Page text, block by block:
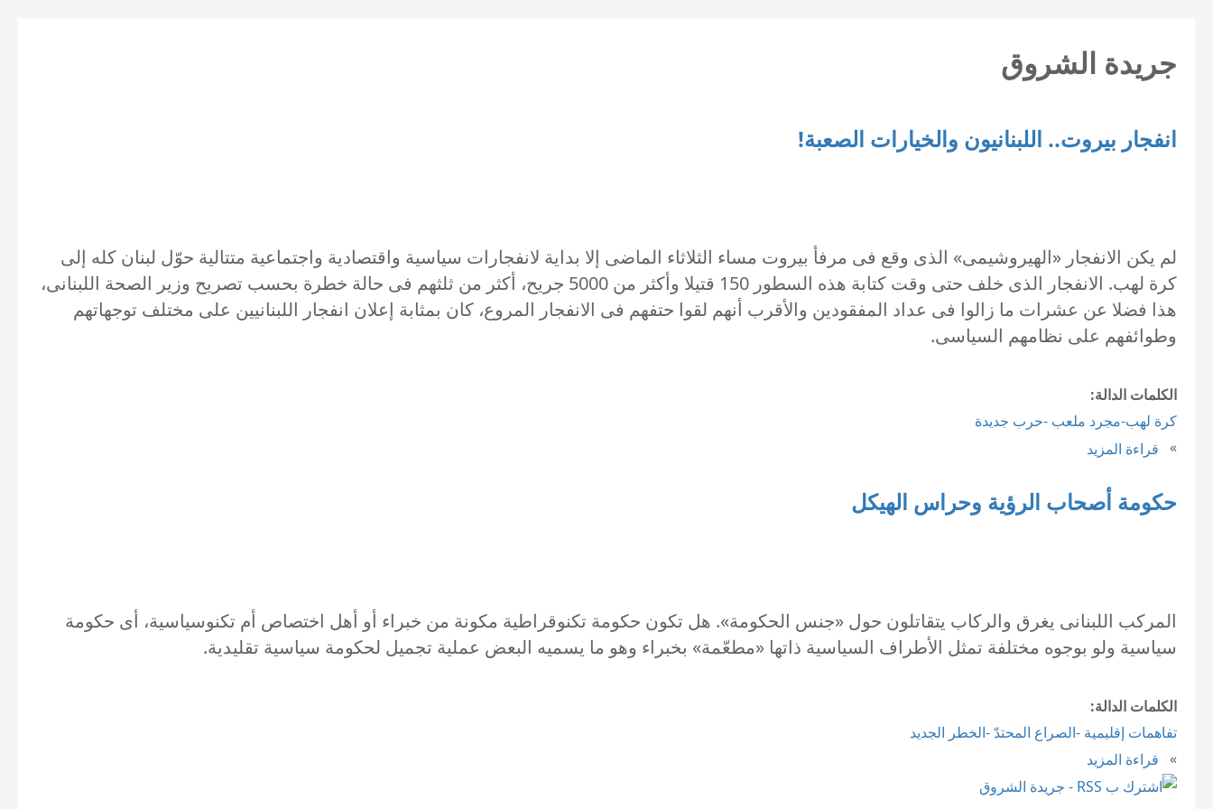
جريدة الشروق
انفجار بيروت.. اللبنانيون والخيارات الصعبة!
لم يكن الانفجار «الهيروشيمى» الذى وقع فى مرفأ بيروت مساء الثلاثاء الماضى إلا بداية لانفجارات سياسية واقتصادية واجتماعية متتالية حوّل لبنان كله إلى
كرة لهب. الانفجار الذى خلف حتى وقت كتابة هذه السطور 150 قتيلا وأكثر من 5000 جريح، أكثر من ثلثهم فى حالة خطرة بحسب تصريح وزير الصحة اللبنانى،
هذا فضلا عن عشرات ما زالوا فى عداد المفقودين والأقرب أنهم لقوا حتفهم فى الانفجار المروع، كان بمثابة إعلان انفجار اللبنانيين على مختلف توجهاتهم
وطوائفهم على نظامهم السياسى.
الكلمات الدالة:
كرة لهب-مجرد ملعب -حرب جديدة
» قراءة المزيد
حكومة أصحاب الرؤية وحراس الهيكل
المركب اللبنانى يغرق والركاب يتقاتلون حول «جنس الحكومة». هل تكون حكومة تكنوقراطية مكونة من خبراء أو أهل اختصاص أم تكنوسياسية، أى حكومة
سياسية ولو بوجوه مختلفة تمثل الأطراف السياسية ذاتها «مطعّمة» بخبراء وهو ما يسميه البعض عملية تجميل لحكومة سياسية تقليدية.
الكلمات الدالة:
تفاهمات إقليمية -الصراع المحتدّ -الخطر الجديد
» قراءة المزيد